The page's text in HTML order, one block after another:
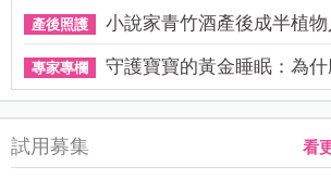
產後照護 小說家青竹酒產後成半植物
專家專欄 守護寶寶的黃金睡眠：為什
試用募集 看